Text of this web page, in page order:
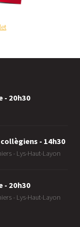
- 20h30
- 14h30
- Lys-Haut-Layon
- 20h30
- Lys-Haut-Layon